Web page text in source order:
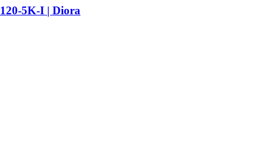
5K-I | Diora